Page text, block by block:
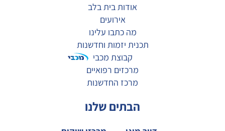
אודות בית בלב
אירועים
מה כתבו עלינו
תכנית יזמות וחדשנות
קבוצת מכבי
מרכזים רפואיים
מרכז החדשנות
הבתים שלנו